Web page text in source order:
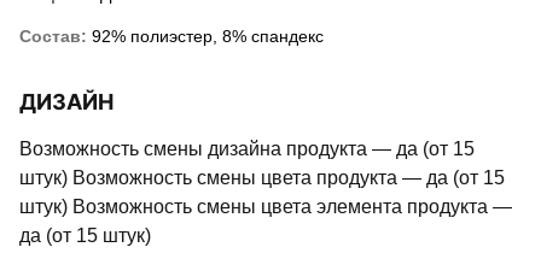
Состав: 92% полиэстер, 8% спандекс
ДИЗАЙН
Возможность смены дизайна продукта — да (от 15
штук) Возможность смены цвета продукта — да (от 15
штук) Возможность смены цвета элемента продукта —
да (от 15 штук)